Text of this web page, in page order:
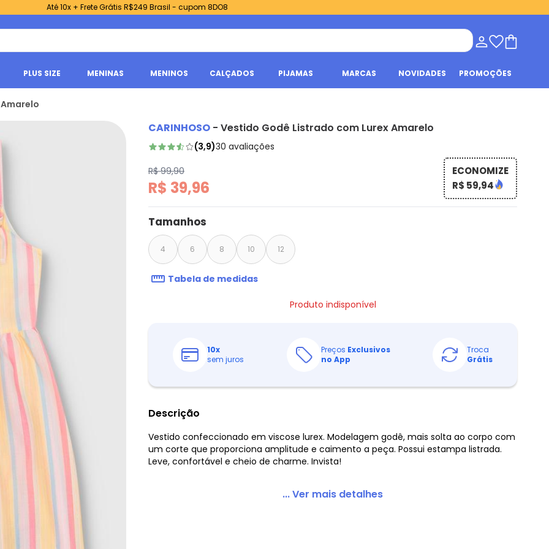
Até 10x + Frete Grátis R$249 Brasil - cupom 8DO8
PLUS SIZE MENINAS MENINOS CALÇADOS PIJAMAS MARCAS NOVIDADES PROMOÇÕES
CARINHOSO - Vestido Godê Listrado com Lurex Amarelo
(3,9)30 avaliações
R$ 99,90
R$ 39,96
ECONOMIZE
R$ 59,94
Tamanhos
4 6 8 10 12
Tabela de medidas
Produto indisponível
10x
sem juros
Preços Exclusivos
no App
Troca
Grátis
Descrição
Vestido confeccionado em viscose lurex. Modelagem godê, mais solta ao corpo com
um corte que proporciona amplitude e caimento a peça. Possui estampa listrada.
Leve, confortável e cheio de charme. Invista!
... Ver mais detalhes